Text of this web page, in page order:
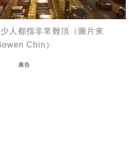
人都指非常難頂（圖片來
Chin）
廣告